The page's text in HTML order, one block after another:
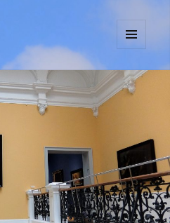
WIDGETS